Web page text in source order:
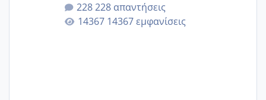
228 απαντήσεις
14367 εμφανίσεις